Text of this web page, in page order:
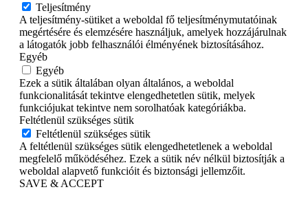
Teljesítmény
A teljesítmény-sütiket a weboldal fő teljesítménymutatóinak
megértésére és elemzésére használjuk, amelyek hozzájárulnak
a látogatók jobb felhasználói élményének biztosításához.
Egyéb
Egyéb
Ezek a sütik általában olyan általános, a weboldal
funkcionalitását tekintve elengedhetetlen sütik, melyek
funkciójukat tekintve nem sorolhatóak kategóriákba.
Feltétlenül szükséges sütik
Feltétlenül szükséges sütik
A feltétlenül szükséges sütik elengedhetetlenek a weboldal
megfelelő működéséhez. Ezek a sütik név nélkül biztosítják a
weboldal alapvető funkcióit és biztonsági jellemzőit.
SAVE & ACCEPT